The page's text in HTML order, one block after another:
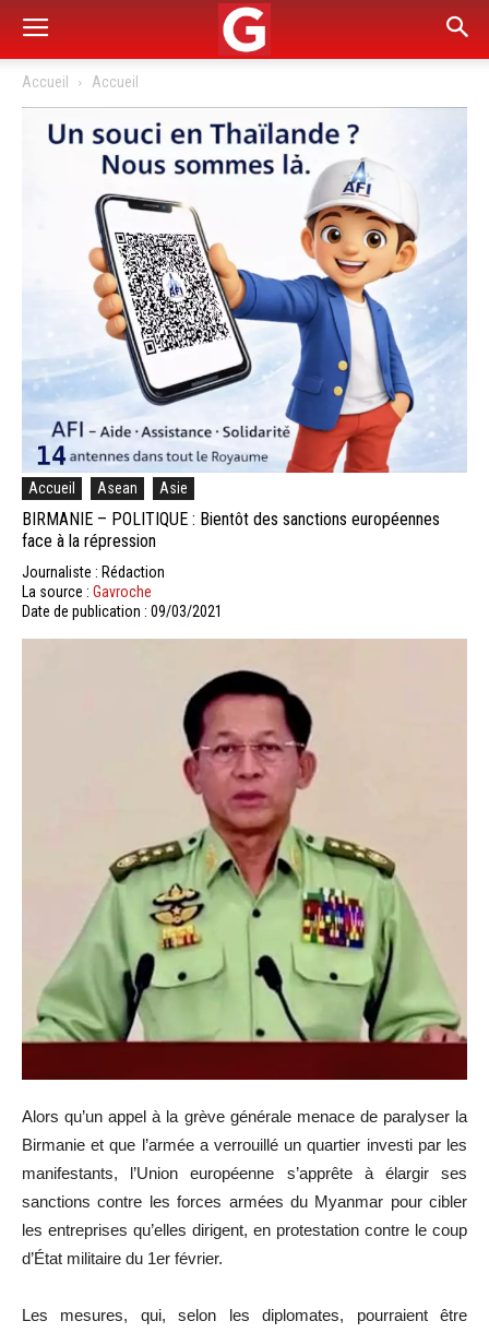
Accueil Accueil
Accueil Asean Asie
BIRMANIE – POLITIQUE : Bientôt des sanctions européennes
face à la répression
Journaliste : Rédaction
La source : Gavroche
Date de publication : 09/03/2021
Alors qu’un appel à la grève générale menace de paralyser la
Birmanie et que l’armée a verrouillé un quartier investi par les
manifestants, l’Union européenne s’apprête à élargir ses
sanctions contre les forces armées du Myanmar pour cibler
les entreprises qu’elles dirigent, en protestation contre le coup
d’État militaire du 1er février.
Les mesures, qui, selon les diplomates, pourraient être